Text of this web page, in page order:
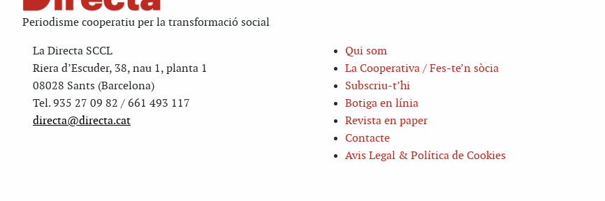
Periodisme cooperatiu per la transformació social
La Directa SCCL
Riera d’Escuder, 38, nau 1, planta 1
08028 Sants (Barcelona)
Tel. 935 27 09 82 / 661 493 117
directa@directa.cat
Qui som
La Cooperativa / Fes-te’n sòcia
Subscriu-t’hi
Botiga en línia
Revista en paper
Contacte
Avis Legal & Política de Cookies